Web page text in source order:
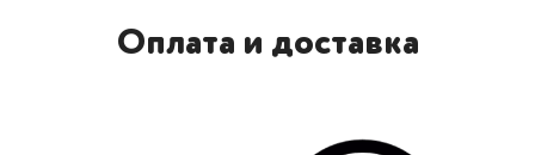
Оплата и доставка